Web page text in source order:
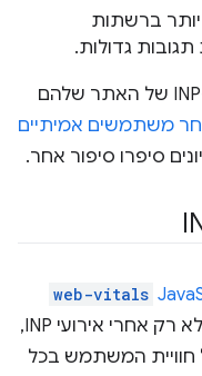
ברשתות
גדולות.
בתחילה, ב-redBus היו בטוחים שה-INP של האתר שלהם
משתמשים אמיתיים
web-vitals
שפותחה על ידי Google כדי לעקוב לא רק אחרי אירועי INP,
המשתמש בכל